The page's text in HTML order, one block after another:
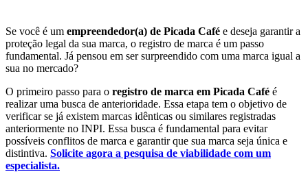
Se você é um empreendedor(a) de Picada Café e deseja garantir a
proteção legal da sua marca, o registro de marca é um passo
fundamental. Já pensou em ser surpreendido com uma marca igual a
sua no mercado?
O primeiro passo para o registro de marca em Picada Café é
realizar uma busca de anterioridade. Essa etapa tem o objetivo de
verificar se já existem marcas idênticas ou similares registradas
anteriormente no INPI. Essa busca é fundamental para evitar
possíveis conflitos de marca e garantir que sua marca seja única e
distintiva. Solicite agora a pesquisa de viabilidade com um
especialista.